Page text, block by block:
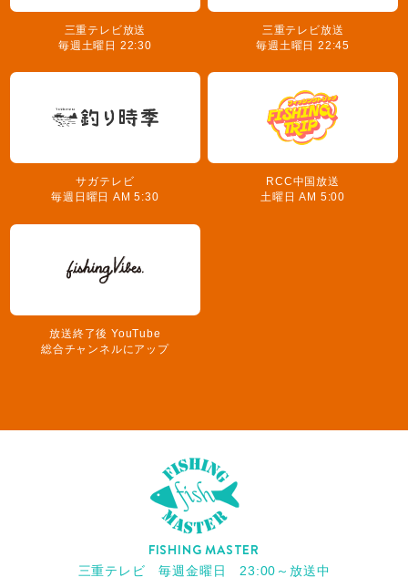
三重テレビ放送
毎週土曜日 22:30
三重テレビ放送
毎週土曜日 22:45
サガテレビ
毎週日曜日 AM 5:30
RCC中国放送
土曜日 AM 5:00
放送終了後 YouTube
総合チャンネルにアップ
FISHING MASTER
三重テレビ 毎週金曜日 23:00～放送中